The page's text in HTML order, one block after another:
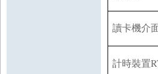
讀卡機介
計時裝置